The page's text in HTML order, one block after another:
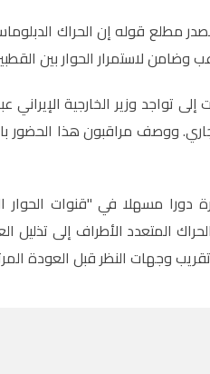
قوله إن الحراك الدبلوماسي
لاستمرار الحوار بين
تواجد وزير الخارجية
ووصف مراقبون هذا الحضور
دورا مسهلا في "قنوات
المتعدد الأطراف إلى
وجهات النظر قبل العودة